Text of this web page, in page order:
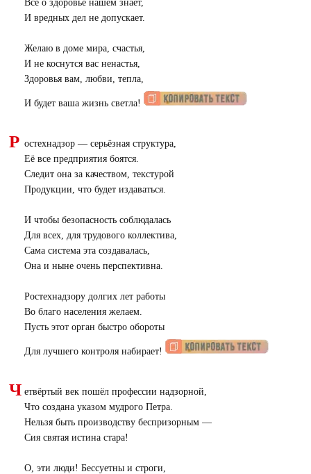
Все о здоровье нашем знает,
И вредных дел не допускает.
Желаю в доме мира, счастья,
И не коснутся вас ненастья,
Здоровья вам, любви, тепла,
И будет ваша жизнь светла!
Р остехнадзор — серьёзная структура,
Её все предприятия боятся.
Следит она за качеством, текстурой
Продукции, что будет издаваться.
И чтобы безопасность соблюдалась
Для всех, для трудового коллектива,
Сама система эта создавалась,
Она и ныне очень перспективна.
Ростехнадзору долгих лет работы
Во благо населения желаем.
Пусть этот орган быстро обороты
Для лучшего контроля набирает!
Ч етвёртый век пошёл профессии надзорной,
Что создана указом мудрого Петра.
Нельзя быть производству беспризорным —
Сия святая истина стара!
О, эти люди! Бессуетны и строги,